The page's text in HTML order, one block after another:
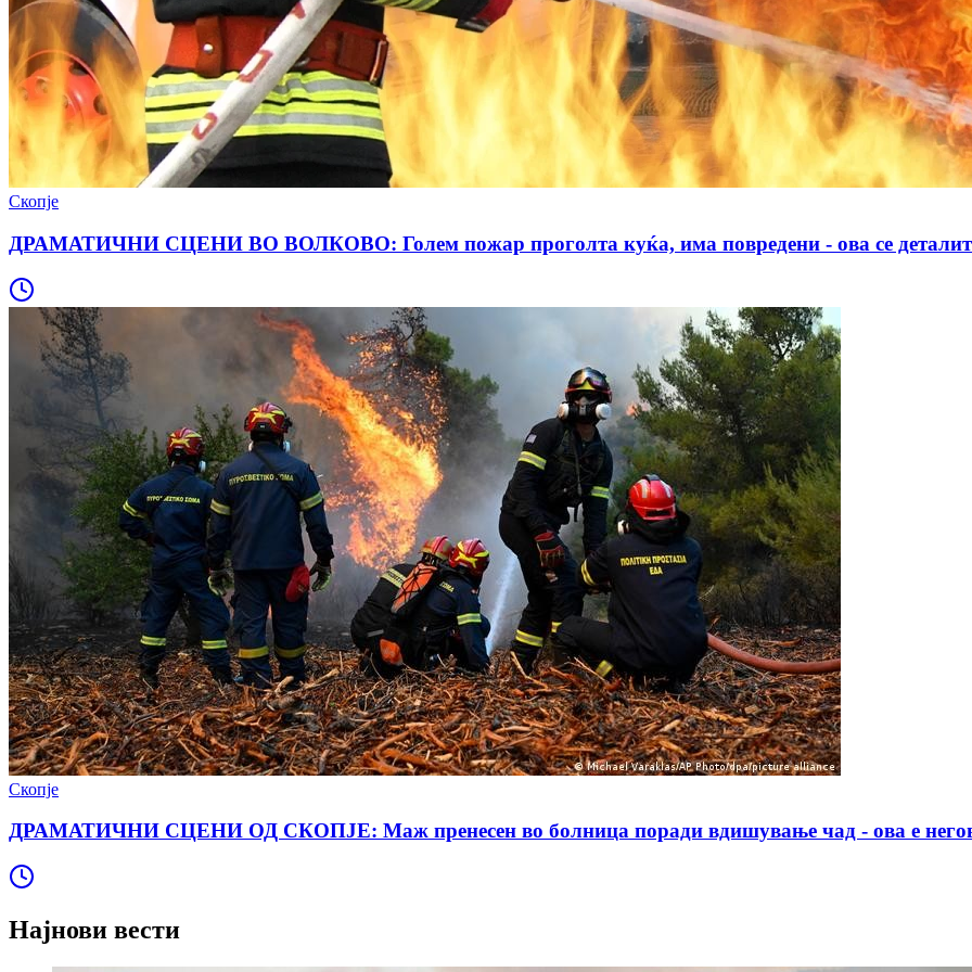
Скопје
ДРАМАТИЧНИ СЦЕНИ ВО ВОЛКОВО: Голем пожар проголта куќа, има повредени - ова се
Скопје
ДРАМАТИЧНИ СЦЕНИ ОД СКОПЈЕ: Маж пренесен во болница поради вдишување чад - ова е
Најнови вести